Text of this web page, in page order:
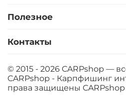
Полезное
Контакты
© 2015 - 2026 CARPshop —
CARPshop - Карпфишинг
права защищены CARPshop